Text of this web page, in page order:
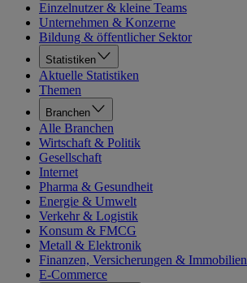
Einzelnutzer & kleine Teams
Unternehmen & Konzerne
Bildung & öffentlicher Sektor
Statistiken
Aktuelle Statistiken
Themen
Branchen
Alle Branchen
Wirtschaft & Politik
Gesellschaft
Internet
Pharma & Gesundheit
Energie & Umwelt
Verkehr & Logistik
Konsum & FMCG
Metall & Elektronik
Finanzen, Versicherungen & Immobilien
E-Commerce